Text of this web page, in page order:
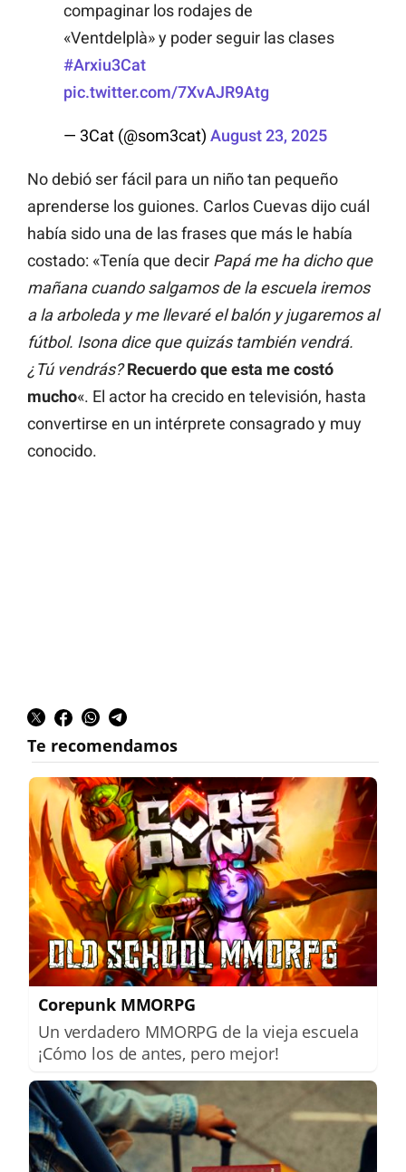
compaginar los rodajes de
«Ventdelplà» y poder seguir las clases
#Arxiu3Cat
pic.twitter.com/7XvAJR9Atg
— 3Cat (@som3cat) August 23, 2025
No debió ser fácil para un niño tan pequeño
aprenderse los guiones. Carlos Cuevas dijo cuál
había sido una de las frases que más le había
costado: «Tenía que decir Papá me ha dicho que
mañana cuando salgamos de la escuela iremos
a la arboleda y me llevaré el balón y jugaremos al
fútbol. Isona dice que quizás también vendrá.
¿Tú vendrás? Recuerdo que esta me costó
mucho«. El actor ha crecido en televisión, hasta
convertirse en un intérprete consagrado y muy
conocido.
Corepunk MMORPG
Un verdadero MMORPG de la vieja escuela
¡Cómo los de antes, pero mejor!